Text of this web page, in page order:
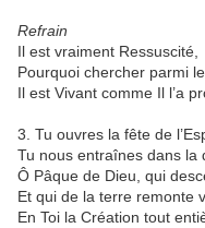
Refrain
Il est vraiment Ressuscité,
Pourquoi chercher parmi
Il est Vivant comme Il l’a
3. Tu ouvres la fête de
Tu nous entraînes dans la
Ô Pâque de Dieu, qui
Et qui de la terre remonte
En Toi la Création tout